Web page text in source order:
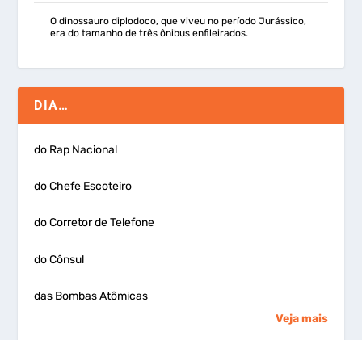
O dinossauro diplodoco, que viveu no período Jurássico,
era do tamanho de três ônibus enfileirados.
DIA…
do Rap Nacional
do Chefe Escoteiro
do Corretor de Telefone
do Cônsul
das Bombas Atômicas
Veja mais